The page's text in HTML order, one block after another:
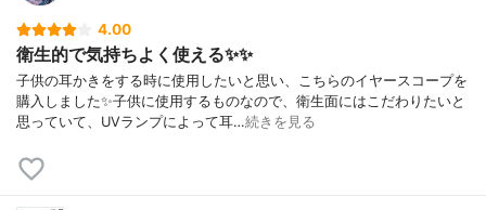
4.00
衛生的で気持ちよく使える✨✨
子供の耳かきをする時に使用したいと思い、こちらのイヤースコープを
購入しました✨子供に使用するものなので、衛生面にはこだわりたいと
思っていて、UVランプによって耳…続きを見る